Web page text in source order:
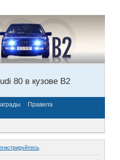
80 в кузове В2
Правила
.